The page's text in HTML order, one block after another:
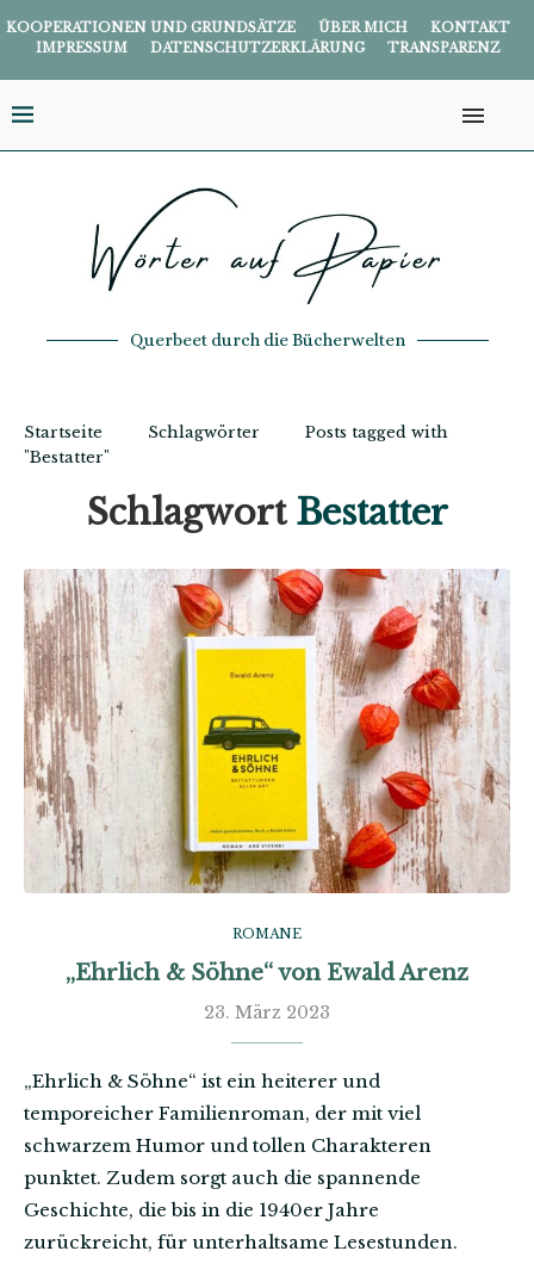
KOOPERATIONEN UND GRUNDSÄTZE ÜBER MICH
KONTAKT
IMPRESSUM
DATENSCHUTZERKLÄRUNG TRANSPARENZ
Querbeet durch die Bücherwelten
Startseite Schlagwörter
Posts tagged with
"Bestatter"
Schlagwort Bestatter
ROMANE
„Ehrlich & Söhne“ von Ewald Arenz
23. März 2023
„Ehrlich & Söhne“ ist ein heiterer und
temporeicher Familienroman, der mit viel
schwarzem Humor und tollen Charakteren
punktet. Zudem sorgt auch die spannende
Geschichte, die bis in die 1940er Jahre
zurückreicht, für unterhaltsame Lesestunden.